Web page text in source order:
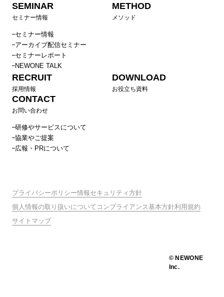
SEMINAR
セミナー情報
セミナー情報
アーカイブ配信セミナー
セミナーレポート
NEWONE TALK
METHOD
メソッド
RECRUIT
採用情報
DOWNLOAD
お役立ち資料
CONTACT
お問い合わせ
研修やサービスについて
協業やご提案
広報・PRについて
プライバシーポリシー情報セキュリティ方針
個人情報の取り扱いについて コンプライアンス基本方針利用規約
サイトマップ
© NEWONE
Inc.